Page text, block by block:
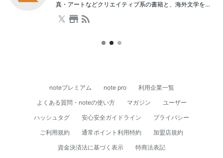
真・アートなどクリエイティブ系の書籍と、海外文学をは
じめとした文芸や人文書が充実。本を通じた学び場として
のスクールも併設しており、著者を招いたイベントも開催
noteプレミアム note pro
利用企業一覧
よくある質問・noteの使い方
マガジン
ユーザー
ハッシュタグ
安心安全ガイドライン
プライバシー
ご利用規約
通常ポイント利用特約
加盟店規約
資⾦決済法に基づく表⽰
特商法表記